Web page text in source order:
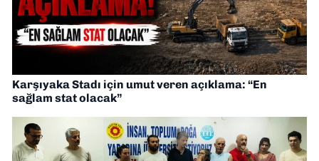
Karşıyaka Stadı için umut veren açıklama: “En
sağlam stat olacak”